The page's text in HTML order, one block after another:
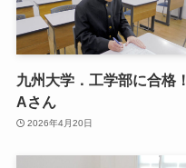
九州大学．工学部に合格！
Aさん
2026年4月20日